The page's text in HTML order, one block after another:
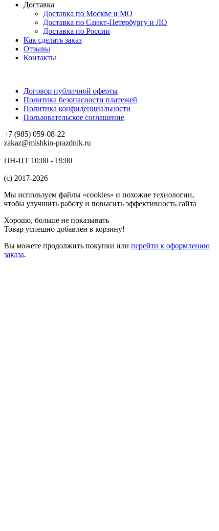
Доставка
Доставка по Москве и МО
Доставка по Санкт-Петербургу и ЛО
Доставка по России
Как сделать заказ
Отзывы
Контакты
Договор публичной оферты
Политика безопасности платежей
Политика конфиденциальности
Пользовательское соглашение
+7 (985) 059-08-22
zakaz@mishkin-prazdnik.ru
ПН-ПТ 10:00 - 19:00
(c) 2017-2026
Мы используем файлы «cookies» и похожие технологии,
чтобы улучшить работу и повысить эффективность сайта
Хорошо, больше не показывать
Товар успешно добавлен в корзину!
Вы можете продолжить покупки или перейти к оформлению
заказа.